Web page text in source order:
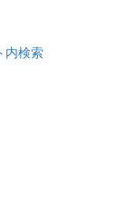
内検索